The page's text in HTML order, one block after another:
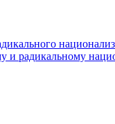
и радикальному